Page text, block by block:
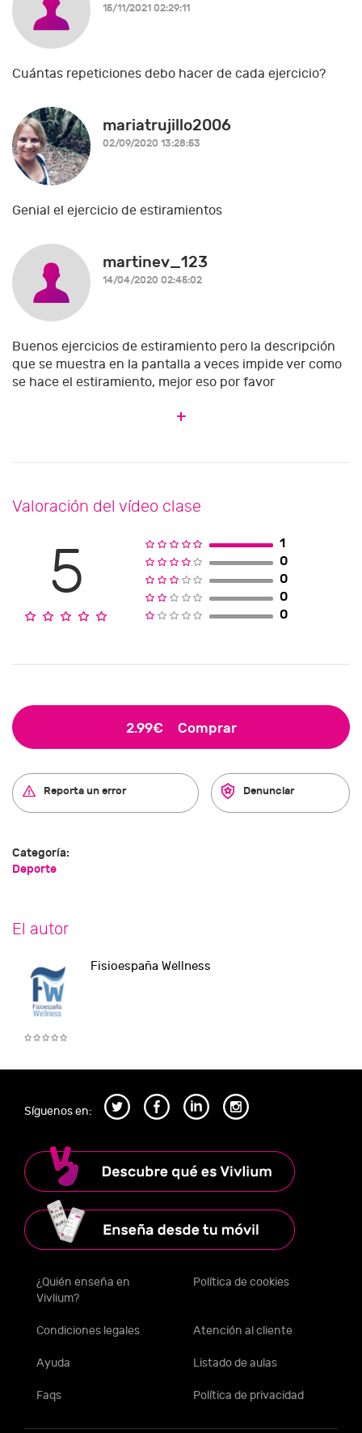
15/11/2021 02:29:11
Cuántas repeticiones debo hacer de cada ejercicio?
mariatrujillo2006
02/09/2020 13:28:53
Genial el ejercicio de estiramientos
martinev_123
14/04/2020 02:45:02
Buenos ejercicios de estiramiento pero la descripción
que se muestra en la pantalla a veces impide ver como
se hace el estiramiento, mejor eso por favor
+
Valoración del vídeo clase
5
1
0
0
0
0
2.99€ Comprar
Reporta un error Denunciar
Categoría:
Deporte
El autor
Fisioespaña Wellness
Síguenos en:
¿Quién enseña en
Vivlium?
Política de cookies
Condiciones legales Atención al cliente
Ayuda Listado de aulas
Faqs Política de privacidad